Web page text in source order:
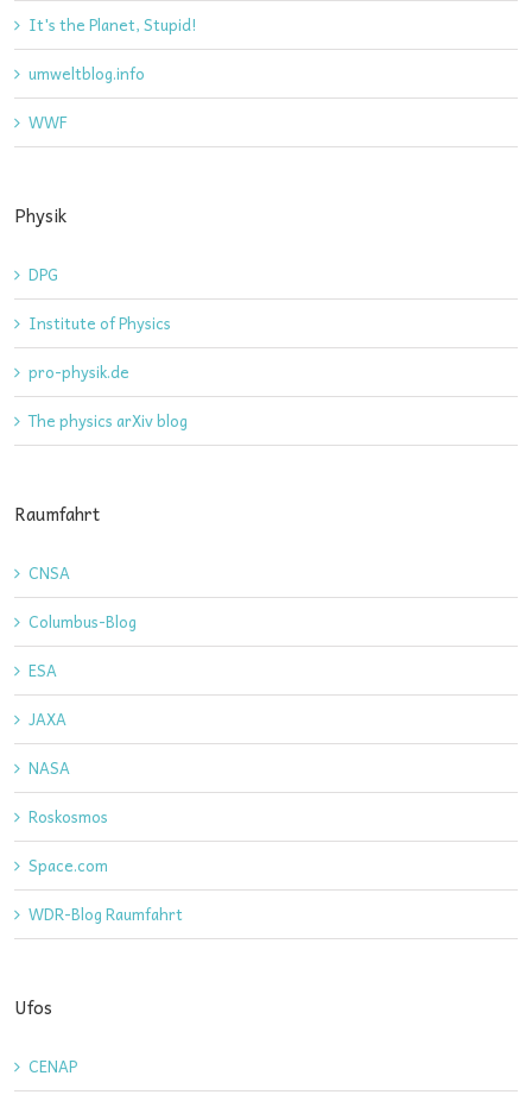
It's the Planet, Stupid!
umweltblog.info
WWF
Physik
DPG
Institute of Physics
pro-physik.de
The physics arXiv blog
Raumfahrt
CNSA
Columbus-Blog
ESA
JAXA
NASA
Roskosmos
Space.com
WDR-Blog Raumfahrt
Ufos
CENAP